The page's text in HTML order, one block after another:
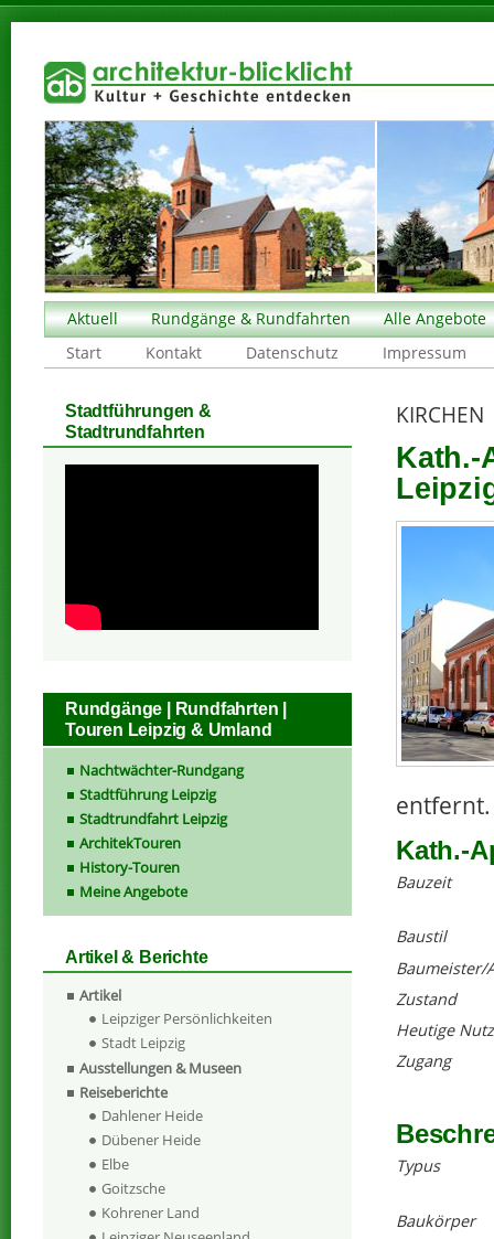
Aktuell Rundgänge & Rundfahrten
Alle Angebote
Start
Kontakt Datenschutz Impressum
KIRCHEN
Kath.-
entfernt.
Kath.-
Bauzeit
Baustil
Baumeister/
Zustand
Heutige
Zugang
Typus
Baukörper
Stadtführungen &
Stadtrundfahrten
Rundgänge | Rundfahrten |
Touren Leipzig & Umland
Nachtwächter-Rundgang
Stadtführung Leipzig
Stadtrundfahrt Leipzig
ArchitekTouren
History-Touren
Meine Angebote
Artikel & Berichte
Artikel
Leipziger Persönlichkeiten
Stadt Leipzig
Ausstellungen & Museen
Reiseberichte
Dahlener Heide
Dübener Heide
Elbe
Goitzsche
Kohrener Land